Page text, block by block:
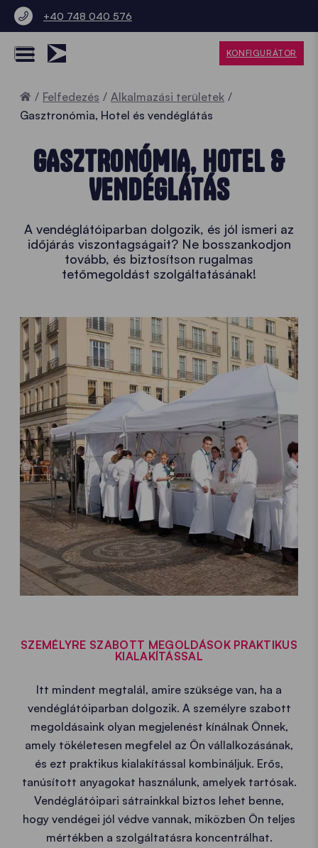
+40 748 040 576
KONFIGURÁTOR
Home
Felfedezés
Alkalmazási területek
Gasztronómia, Hotel és vendéglátás
GASZTRONÓMIA, HOTEL &
VENDÉGLÁTÁS
A vendéglátóiparban dolgozik, és jól ismeri az
időjárás viszontagságait? Ne bosszankodjon
tovább, és biztosítson rugalmas
tetőmegoldást szolgáltatásának!
SZEMÉLYRE SZABOTT MEGOLDÁSOK PRAKTIKUS
KIALAKÍTÁSSAL
Itt mindent megtalál, amire szüksége van, ha a
vendéglátóiparban dolgozik. A személyre szabott
megoldásaink olyan megjelenést kínálnak Önnek,
amely tökéletesen megfelel az Ön vállalkozásának,
és ezt praktikus kialakítással kombináljuk. Erős,
tanúsított anyagokat használunk, amelyek tartósak.
Vendéglátóipari sátrainkkal biztos lehet benne,
hogy vendégei jól védve vannak, miközben Ön teljes
mértékben a szolgáltatásra koncentrálhat.